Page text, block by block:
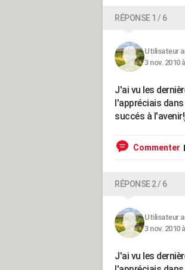
RÉPONSE 1 / 6
Utilisateur
3 nov. 2010
J'ai vu les
l'appréciais
succés à
Commenter
RÉPONSE 2 / 6
Utilisateur
3 nov. 2010
J'ai vu les